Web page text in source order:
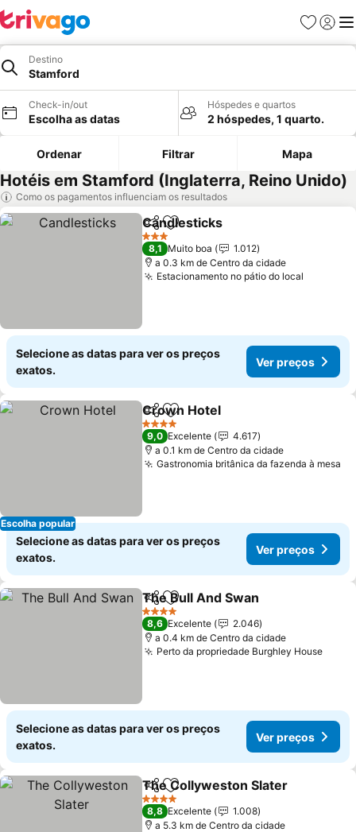
Favoritos
Iniciar
Destino
Stamford
Check-in/out
Escolha as datas
Hóspedes e quartos
2 hóspedes, 1 quarto.
Ordenar Filtrar Mapa
Hotéis em Stamford (Inglaterra, Reino Unido)
Como os pagamentos influenciam os resultados
PartilharAdicionar aos favoritos
Candlesticks
3 Estrelas
8,1 Muito boa
1.012
a 0.3 km de Centro da cidade
Estacionamento no pátio do local
Selecione as datas para ver os preços
exatos.
Ver preços
Escolha popular
PartilharAdicionar aos favoritos
Crown Hotel
4 Estrelas
9,0 Excelente
4.617
a 0.1 km de Centro da cidade
Gastronomia britânica da fazenda à mesa
Selecione as datas para ver os preços
exatos.
Ver preços
PartilharAdicionar aos favoritos
The Bull And Swan
4 Estrelas
8,6 Excelente
2.046
a 0.4 km de Centro da cidade
Perto da propriedade Burghley HouseVer
Selecione as datas para ver os preços
exatos.
Ver preços
PartilharAdicionar aos favoritos
The Collyweston Slater
4 Estrelas
8,8 Excelente
1.008
a 5.3 km de Centro da cidade